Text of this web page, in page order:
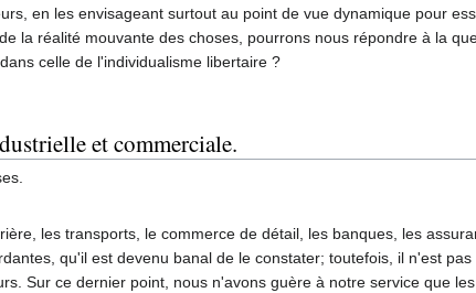
en les envisageant surtout au point de vue dynamique pour
la réalité mouvante des choses, pourrons nous répondre à la
celle de l'individualisme libertaire ?
et commerciale.
les transports, le commerce de détail, les banques, les
qu'il est devenu banal de le constater; toutefois, il n'est
Sur ce dernier point, nous n'avons guère à notre service que